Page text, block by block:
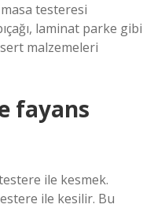
testeresi
laminat parke gibi
malzemeleri
fayans
ile kesmek.
ile kesilir. Bu